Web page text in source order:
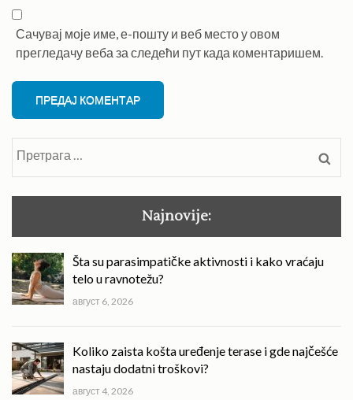
Сачувај моје име, е-пошту и веб место у овом
прегледачу веба за следећи пут када коментаришем.
Najnovije:
Šta su parasimpatičke aktivnosti i kako vraćaju
telo u ravnotežu?
август 6, 2026
Koliko zaista košta uređenje terase i gde najčešće
nastaju dodatni troškovi?
август 4, 2026